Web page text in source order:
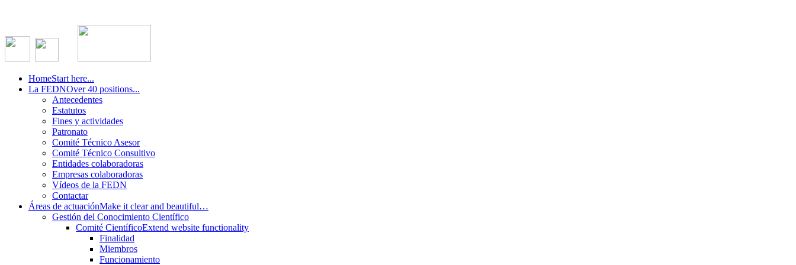
HomeStart here...
La FEDNOver 40 positions...
Antecedentes
Estatutos
Fines y actividades
Patronato
Comité Técnico Asesor
Comité Técnico Consultivo
Entidades colaboradoras
Empresas colaboradoras
Vídeos de la FEDN
Contactar
Áreas de actuaciónMake it clear and beautiful…
Gestión del Conocimiento Científico
Comité CientíficoExtend website functionality
Finalidad
Miembros
Funcionamiento